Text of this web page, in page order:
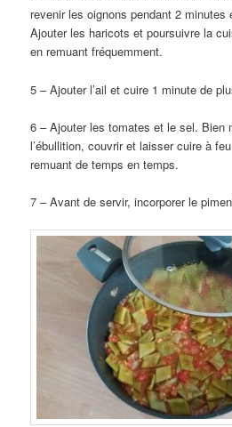
revenir les oignons pendant 2 minutes
Ajouter les haricots et poursuivre la
en remuant fréquemment.
5 – Ajouter l’ail et cuire 1 minute de
6 – Ajouter les tomates et le sel. Bien
l’ébullition, couvrir et laisser cuire à
remuant de temps en temps.
7 – Avant de servir, incorporer le